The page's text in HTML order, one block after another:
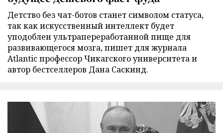
Детство без чат-ботов станет символом статуса,
так как искусственный интеллект будет
уподоблен ультрапереработанной пище для
развивающегося мозга, пишет для журнала
Atlantic профессор Чикагского университета и
автор бестселлеров Дана Саскинд.